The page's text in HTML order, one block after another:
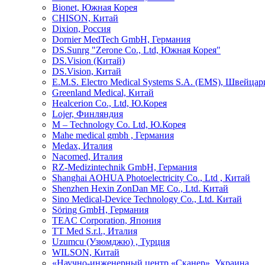
Bionet, Южная Корея
CHISON, Китай
Dixion, Россия
Dornier MedTech GmbH, Германия
DS.Sunrg "Zerone Co., Ltd, Южная Корея"
DS.Vision (Китай)
DS.Vision, Китай
E.M.S. Electro Medical Systems S.A. (EMS),
Greenland Medical, Китай
Healcerion Co., Ltd, Ю.Корея
Lojer, Финляндия
M – Technology Co. Ltd, Ю.Корея
Mahe medical gmbh , Германия
Medax, Италия
Nacomed, Италия
RZ-Medizintechnik GmbH, Германия
Shanghai AOHUA Photoelectricity Co., Ltd , Китай
Shenzhen Hexin ZonDan ME Co., Ltd. Китай
Sino Medical-Device Technology Со., Ltd. Китай
Söring GmbH, Германия
TEAC Corporation, Япония
TT Med S.r.l., Италия
Uzumcu (Узюмджю) , Турция
WILSON, Китай